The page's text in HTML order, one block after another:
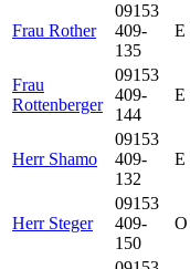
Frau Rother
09153
409-
135
E
Frau
Rottenberger
09153
409-
144
E
Herr Shamo
09153
409-
132
E
Herr Steger
09153
409-
150